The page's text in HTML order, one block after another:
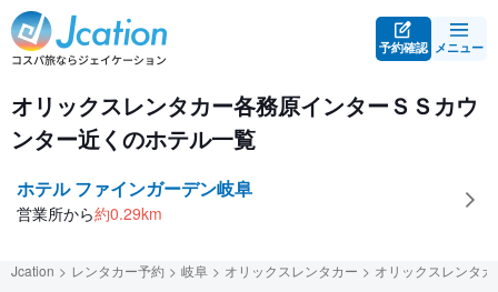
予約確認 メニュー
オリックスレンタカー各務原インターＳＳカウンター営業所
オリックスレンタカー各務原インターＳＳカウ
ンター近くのホテル一覧
ホテル ファインガーデン岐阜
営業所から約0.29km
Jcation レンタカー予約 岐阜 オリックスレンタカー オリックスレンタ